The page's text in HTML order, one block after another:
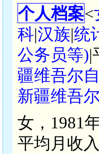
个人档案<
科|汉族|统
公务员等)|
疆维吾尔
新疆维吾
女，1981
平均月收